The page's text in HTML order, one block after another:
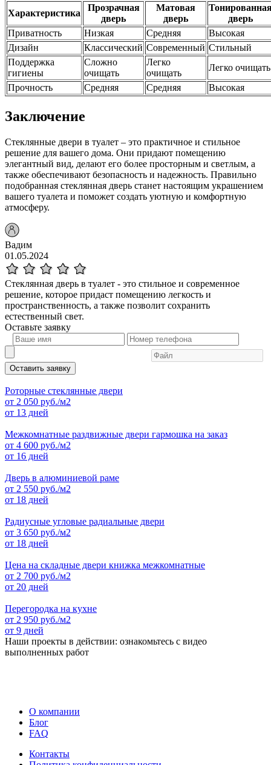
Характеристика
Прозрачная
дверь
Матовая
дверь
дверь
Приватность
Низкая Средняя
Высокая
Дизайн
Классический Современный Стильный
Поддержка
гигиены
Сложно
очищать
Легко
очищать
Легко очищать
Прочность
Средняя Средняя Высокая
Заключение
Стеклянные двери в туалет – это практичное и стильное
решение для вашего дома. Они придают помещению
элегантный вид, делают его более просторным и светлым, а
также обеспечивают безопасность и надежность. Правильно
подобранная стеклянная дверь станет настоящим украшением
вашего туалета и поможет создать уютную и комфортную
атмосферу.
Вадим
01.05.2024
Стеклянная дверь в туалет - это стильное и современное
решение, которое придаст помещению легкость и
пространственность, а также позволит сохранить
естественный свет.
Оставьте заявку
Оставить заявку
Роторные стеклянные двери
от 2 050 руб./м2
от 13 дней
Межкомнатные раздвижные двери гармошка на заказ
от 4 600 руб./м2
от 16 дней
Дверь в алюминиевой раме
от 2 550 руб./м2
от 18 дней
Радиусные угловые радиальные двери
от 3 650 руб./м2
от 18 дней
Цена на складные двери книжка межкомнатные
от 2 700 руб./м2
от 20 дней
Перегородка на кухне
от 2 950 руб./м2
от 9 дней
Наши проекты в действии: ознакомьтесь с видео
выполненных работ
О компании
Блог
FAQ
Контакты